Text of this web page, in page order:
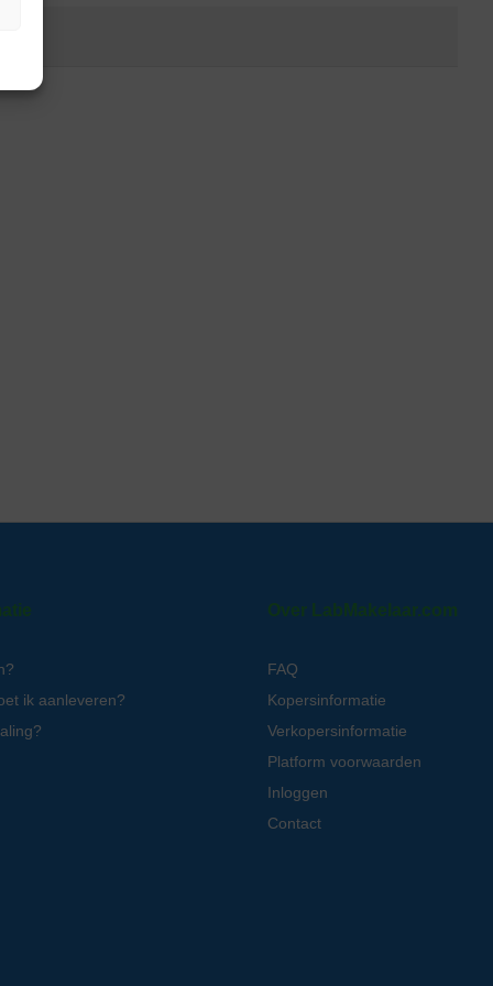
ik aanleveren?
Over LabMakelaar.com
FAQ
Kopersinformatie
Verkopersinformatie
Platform voorwaarden
Inloggen
Contact